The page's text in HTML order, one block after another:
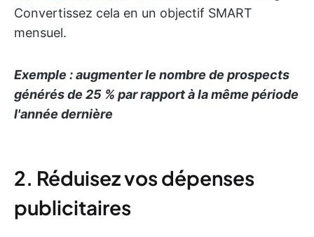
Convertissez cela en un objectif SMART
mensuel.
Exemple : augmenter le nombre de prospects
générés de 25 % par rapport à la même période
l'année dernière
2. Réduisez vos dépenses
publicitaires